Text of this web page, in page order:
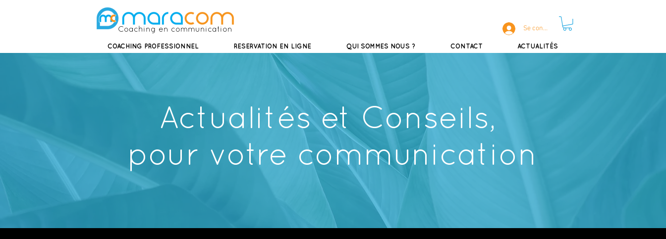
Coaching en communication Se connecter
COACHING PROFESSIONNEL RESERVATION EN LIGNE QUI SOMMES NOUS ? CONTACT ACTUALITÉS
Actualités et Conseils,
pour votre communication